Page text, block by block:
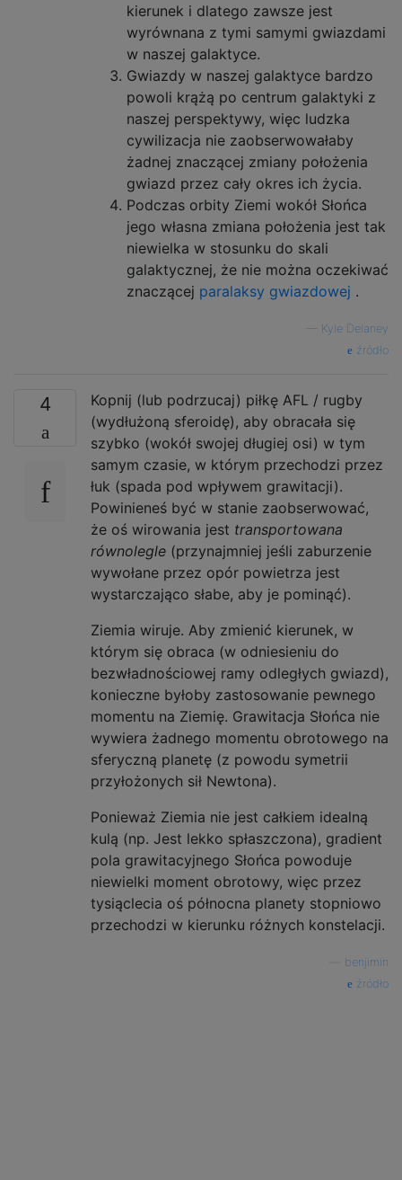
kierunek i dlatego zawsze jest
wyrównana z tymi samymi gwiazdami
w naszej galaktyce.
Gwiazdy w naszej galaktyce bardzo
powoli krążą po centrum galaktyki z
naszej perspektywy, więc ludzka
cywilizacja nie zaobserwowałaby
żadnej znaczącej zmiany położenia
gwiazd przez cały okres ich życia.
Podczas orbity Ziemi wokół Słońca
jego własna zmiana położenia jest tak
niewielka w stosunku do skali
galaktycznej, że nie można oczekiwać
znaczącej paralaksy gwiazdowej .
Kyle Delaney
źródło
4
Kopnij (lub podrzucaj) piłkę AFL / rugby
(wydłużoną sferoidę), aby obracała się
szybko (wokół swojej długiej osi) w tym
samym czasie, w którym przechodzi przez
łuk (spada pod wpływem grawitacji).
Powinieneś być w stanie zaobserwować,
że oś wirowania jest transportowana
równolegle (przynajmniej jeśli zaburzenie
wywołane przez opór powietrza jest
wystarczająco słabe, aby je pominąć).
Ziemia wiruje. Aby zmienić kierunek, w
którym się obraca (w odniesieniu do
bezwładnościowej ramy odległych gwiazd),
konieczne byłoby zastosowanie pewnego
momentu na Ziemię. Grawitacja Słońca nie
wywiera żadnego momentu obrotowego na
sferyczną planetę (z powodu symetrii
przyłożonych sił Newtona).
Ponieważ Ziemia nie jest całkiem idealną
kulą (np. Jest lekko spłaszczona), gradient
pola grawitacyjnego Słońca powoduje
niewielki moment obrotowy, więc przez
tysiąclecia oś północna planety stopniowo
przechodzi w kierunku różnych konstelacji.
benjimin
źródło